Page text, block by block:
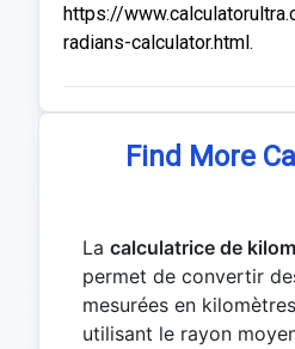
https://
radians-calculator.html.
Find More
La calculatrice de
permet de convertir
mesurées en
utilisant le rayon